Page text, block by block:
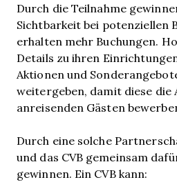
Durch die Teilnahme
Sichtbarkeit bei potenziellen
erhalten mehr Buchungen.
Details zu ihren
Aktionen und
weitergeben, damit diese die
anreisenden Gästen
Durch eine solche
und das CVB gemeinsam
gewinnen. Ein CVB kann: